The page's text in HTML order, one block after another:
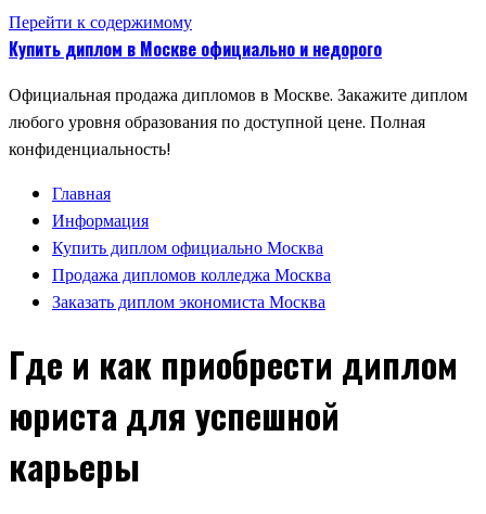
Перейти к содержимому
Купить диплом в Москве официально и недорого
Официальная продажа дипломов в Москве. Закажите диплом
любого уровня образования по доступной цене. Полная
конфиденциальность!
Главная
Информация
Купить диплом официально Москва
Продажа дипломов колледжа Москва
Заказать диплом экономиста Москва
Где и как приобрести диплом
юриста для успешной
карьеры